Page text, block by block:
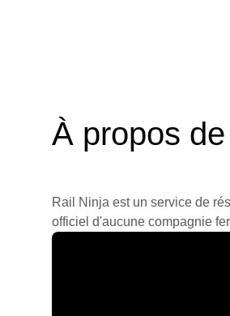
À propos
Rail Ninja est un service de
officiel d'aucune compagnie